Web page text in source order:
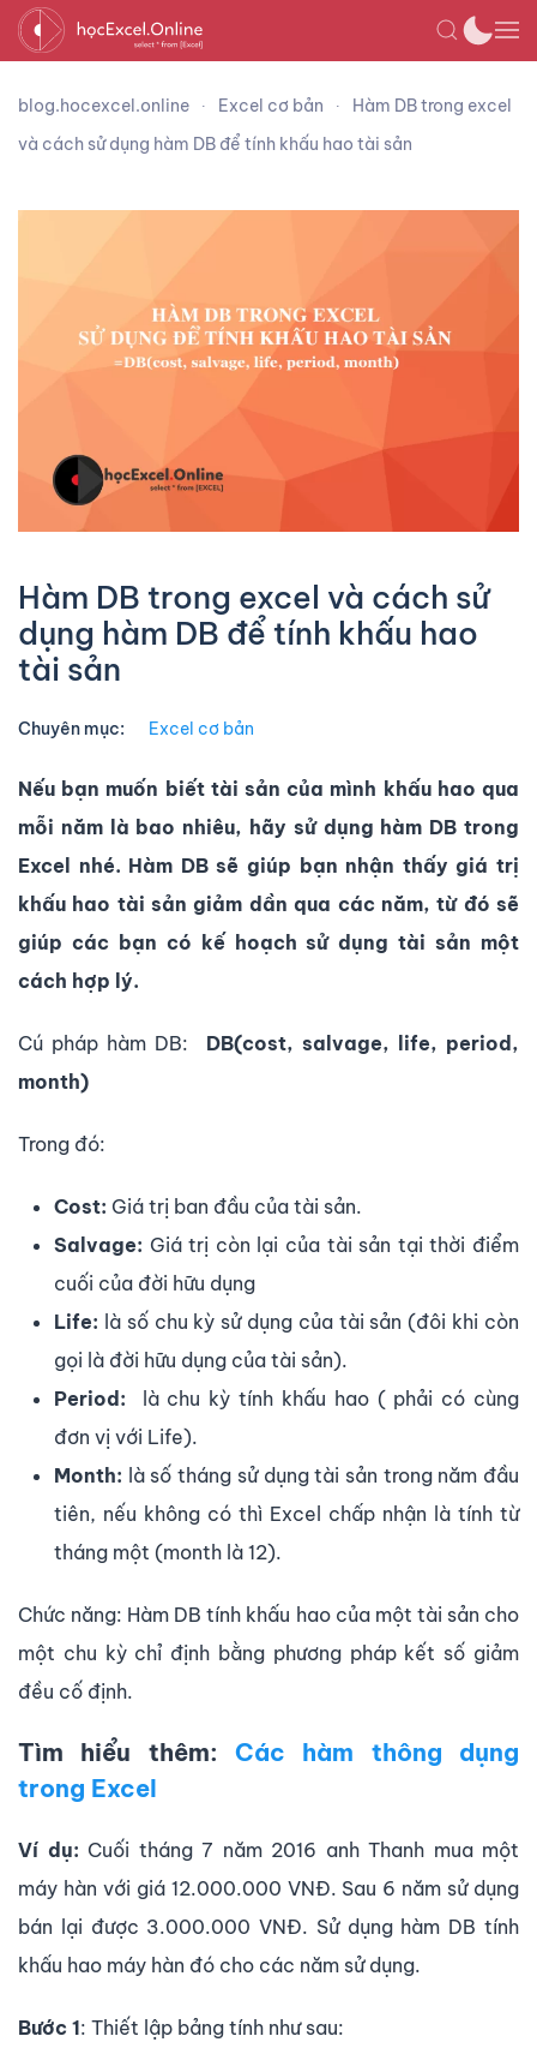
blog.hocexcel.online Excel cơ bản
Hàm DB trong excel
và cách sử dụng hàm DB để tính khấu hao tài sản
Hàm DB trong excel và cách sử
dụng hàm DB để tính khấu hao
tài sản
Chuyên mục: Excel cơ bản
Nếu bạn muốn biết tài sản của mình khấu hao qua
mỗi năm là bao nhiêu, hãy sử dụng hàm DB trong
Excel nhé. Hàm DB sẽ giúp bạn nhận thấy giá trị
khấu hao tài sản giảm dần qua các năm, từ đó sẽ
giúp các bạn có kế hoạch sử dụng tài sản một
cách hợp lý.
Cú pháp hàm DB: DB(cost, salvage, life, period,
month)
Trong đó:
Cost: Giá trị ban đầu của tài sản.
Salvage: Giá trị còn lại của tài sản tại thời điểm
cuối của đời hữu dụng
Life: là số chu kỳ sử dụng của tài sản (đôi khi còn
gọi là đời hữu dụng của tài sản).
Period: là chu kỳ tính khấu hao ( phải có cùng
đơn vị với Life).
Month: là số tháng sử dụng tài sản trong năm đầu
tiên, nếu không có thì Excel chấp nhận là tính từ
tháng một (month là 12).
Chức năng: Hàm DB tính khấu hao của một tài sản cho
một chu kỳ chỉ định bằng phương pháp kết số giảm
đều cố định.
Tìm hiểu thêm: Các hàm thông dụng
trong Excel
Ví dụ: Cuối tháng 7 năm 2016 anh Thanh mua một
máy hàn với giá 12.000.000 VNĐ. Sau 6 năm sử dụng
bán lại được 3.000.000 VNĐ. Sử dụng hàm DB tính
khấu hao máy hàn đó cho các năm sử dụng.
Bước 1: Thiết lập bảng tính như sau: